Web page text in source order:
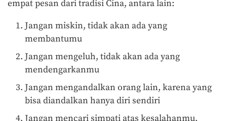
empat pesan dari tradisi Cina, antara lain:
Jangan miskin, tidak akan ada yang
membantumu
Jangan mengeluh, tidak akan ada yang
mendengarkanmu
Jangan mengandalkan orang lain, karena yang
bisa diandalkan hanya diri sendiri
Jangan mencari simpati atas kesalahanmu,